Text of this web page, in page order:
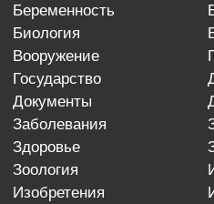
беременность
биология
вооружение
государство
документы
заболевания
здоровье
зоология
изобретения